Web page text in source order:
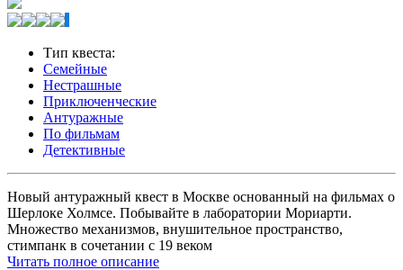
Тип квеста:
Семейные
Нестрашные
Приключенческие
Антуражные
По фильмам
Детективные
Новый антуражный квест в Москве основанный на фильмах о
Шерлоке Холмсе. Побывайте в лаборатории Мориарти.
Множество механизмов, внушительное пространство,
стимпанк в сочетании с 19 веком
Читать полное описание